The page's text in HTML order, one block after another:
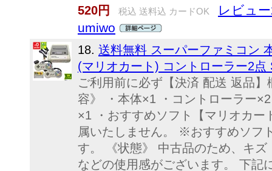
520円
税込 送料込 カードOK
レビュ
umiwo
18. 送料無料 スーパーファミコン
(マリオカート) コントローラー2点
ご利用前に必ず【決済 配送 返品
容》 ・本体×1 ・コントローラー
×1 ・おすすめソフト【マリオカ
属いたしません。 ※おすすめソフ
す。 《状態》 中古品のため、キ
などの使用感がございます。 下記